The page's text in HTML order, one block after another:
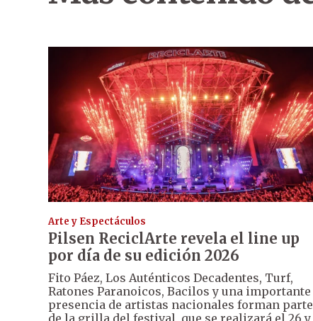
Arte y Espectáculos
Pilsen ReciclArte revela el line up
por día de su edición 2026
Fito Páez, Los Auténticos Decadentes, Turf,
Ratones Paranoicos, Bacilos y una importante
presencia de artistas nacionales forman parte